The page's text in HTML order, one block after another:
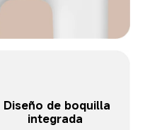
Diseño de boquilla
integrada